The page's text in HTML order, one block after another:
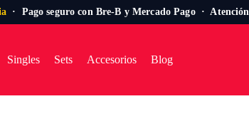
· Pago seguro con Bre-B y Mercado Pago ·
Singles Sets Accesorios Blog